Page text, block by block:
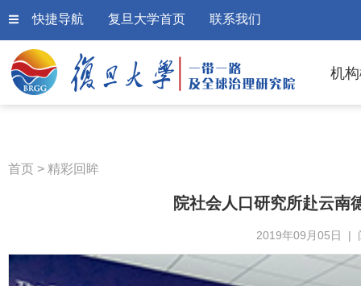
快捷导航 复旦大学首页 联系我们
机
首页 > 精彩回眸
院社会人口研究所赴云南
2019年09月05日 |